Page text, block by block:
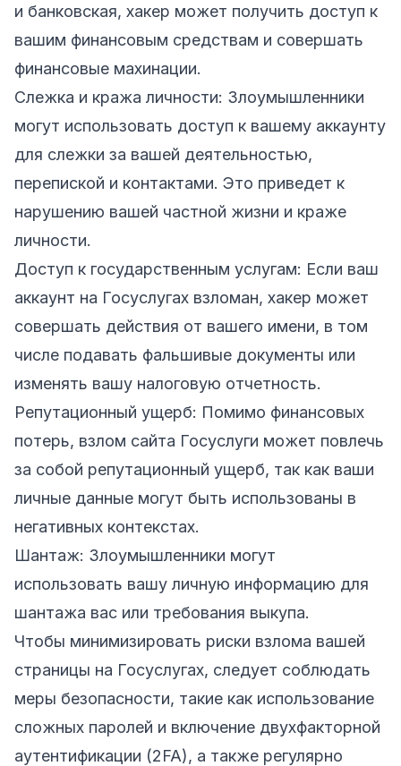
и банковская, хакер может получить доступ к
вашим финансовым средствам и совершать
финансовые махинации.
Слежка и кража личности: Злоумышленники
могут использовать доступ к вашему аккаунту
для слежки за вашей деятельностью,
перепиской и контактами. Это приведет к
нарушению вашей частной жизни и краже
личности.
Доступ к государственным услугам: Если ваш
аккаунт на Госуслугах взломан, хакер может
совершать действия от вашего имени, в том
числе подавать фальшивые документы или
изменять вашу налоговую отчетность.
Репутационный ущерб: Помимо финансовых
потерь, взлом сайта Госуслуги может повлечь
за собой репутационный ущерб, так как ваши
личные данные могут быть использованы в
негативных контекстах.
Шантаж: Злоумышленники могут
использовать вашу личную информацию для
шантажа вас или требования выкупа.
Чтобы минимизировать риски взлома вашей
страницы на Госуслугах, следует соблюдать
меры безопасности, такие как использование
сложных паролей и включение двухфакторной
аутентификации (2FA), а также регулярно